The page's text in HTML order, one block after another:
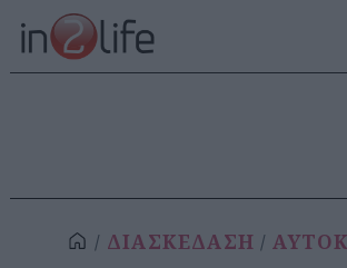
ΔΙΑΣΚΕΔΑΣΗ